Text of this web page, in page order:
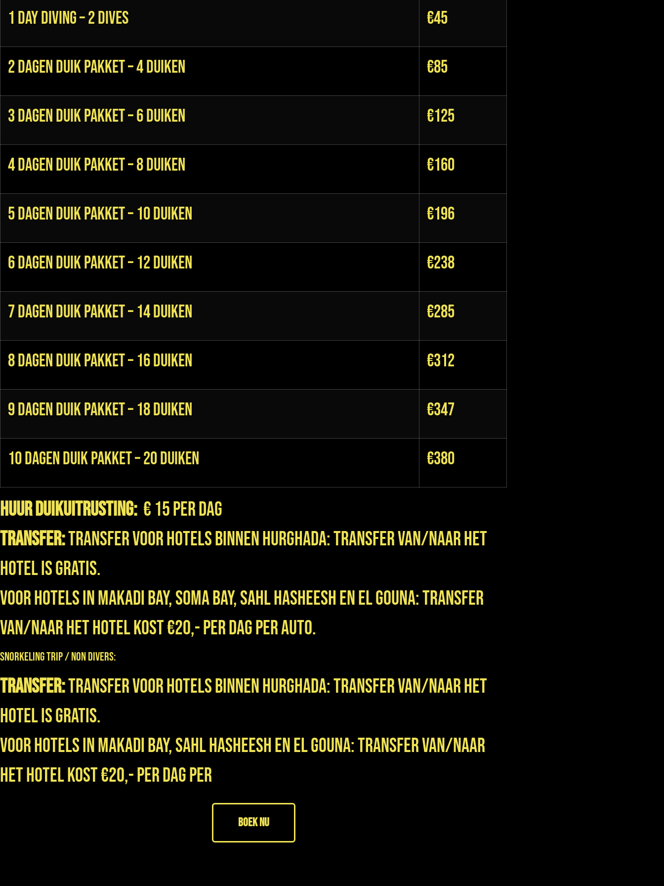
1 Day Diving – 2 dives €45
2 Dagen Duik Pakket – 4 duiken €85
3 Dagen Duik Pakket – 6 duiken €125
4 Dagen Duik Pakket – 8 duiken €160
5 Dagen Duik Pakket – 10 duiken €196
6 Dagen Duik Pakket – 12 duiken €238
7 Dagen Duik Pakket – 14 duiken €285
8 Dagen Duik Pakket – 16 duiken €312
9 Dagen Duik Pakket – 18 duiken €347
10 Dagen Duik Pakket – 20 duiken €380
Huur duikuitrusting: € 15 per dag
Transfer:Transfer voor hotels binnen Hurghada: Transfer van/naar het
hotel is gratis.
Voor hotels in Makadi Bay, Soma Bay, Sahl Hasheesh en El Gouna: Transfer
van/naar het hotel kost €20,- per dag per auto.
Snorkeling Trip / Non Divers:
Transfer:Transfer voor hotels binnen Hurghada: Transfer van/naar het
hotel is gratis.
Voor hotels in Makadi Bay, Sahl Hasheesh en El Gouna: Transfer van/naar
het hotel kost €20,- per dag per
BOEK NU